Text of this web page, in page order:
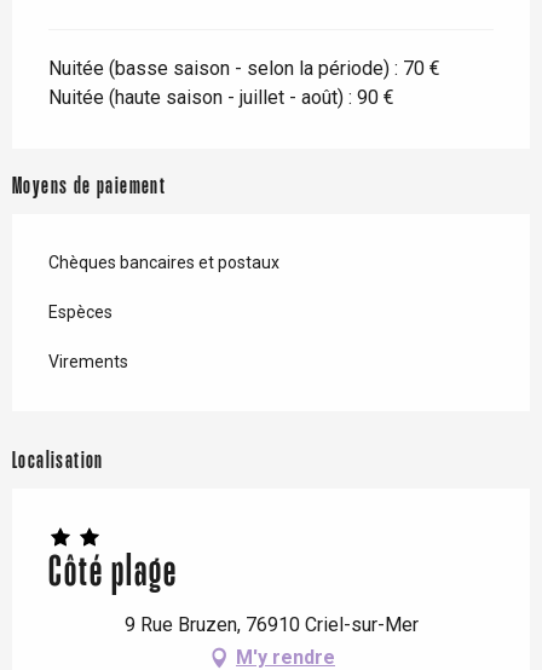
Nuitée (basse saison - selon la période) : 70 €
Nuitée (haute saison - juillet - août) : 90 €
Moyens de paiement
Chèques bancaires et postaux
Espèces
Virements
Localisation
Côté plage
9 Rue Bruzen, 76910 Criel-sur-Mer
M'y rendre